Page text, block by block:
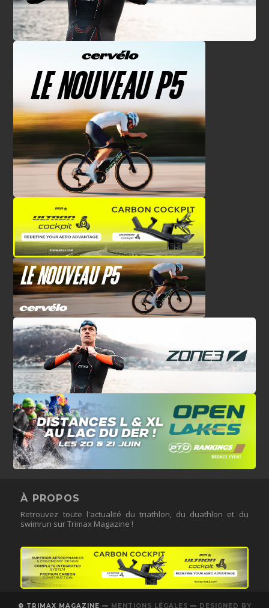
À PROPOS
Retrouvez toute l'actualité du triathlon, du duathlon et du
swimrun sur Trimax Magazine !
© TRIMAX MAGAZINE — MENTIONS LÉGALES — DESIGNED BY